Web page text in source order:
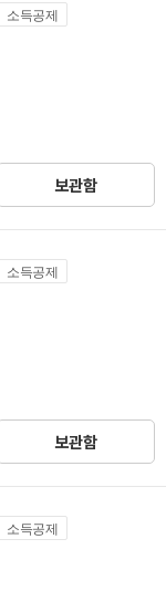
소득공제
보관함
소득공제
보관함
소득공제